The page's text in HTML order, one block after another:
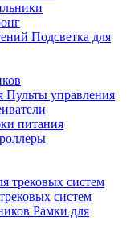
Подсветка для
Пульты управления
питания
систем
Рамки для